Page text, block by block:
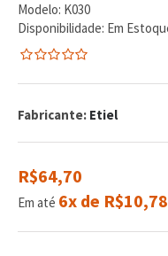
Modelo: K030
Disponibilidade: Em
de
reviews
Fabricante: Etiel
R$64,70
Em até 6x de R$10,78